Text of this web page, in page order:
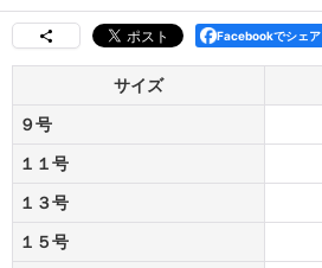
Facebookでシェア
サイズ
９号
１１号
１３号
１５号